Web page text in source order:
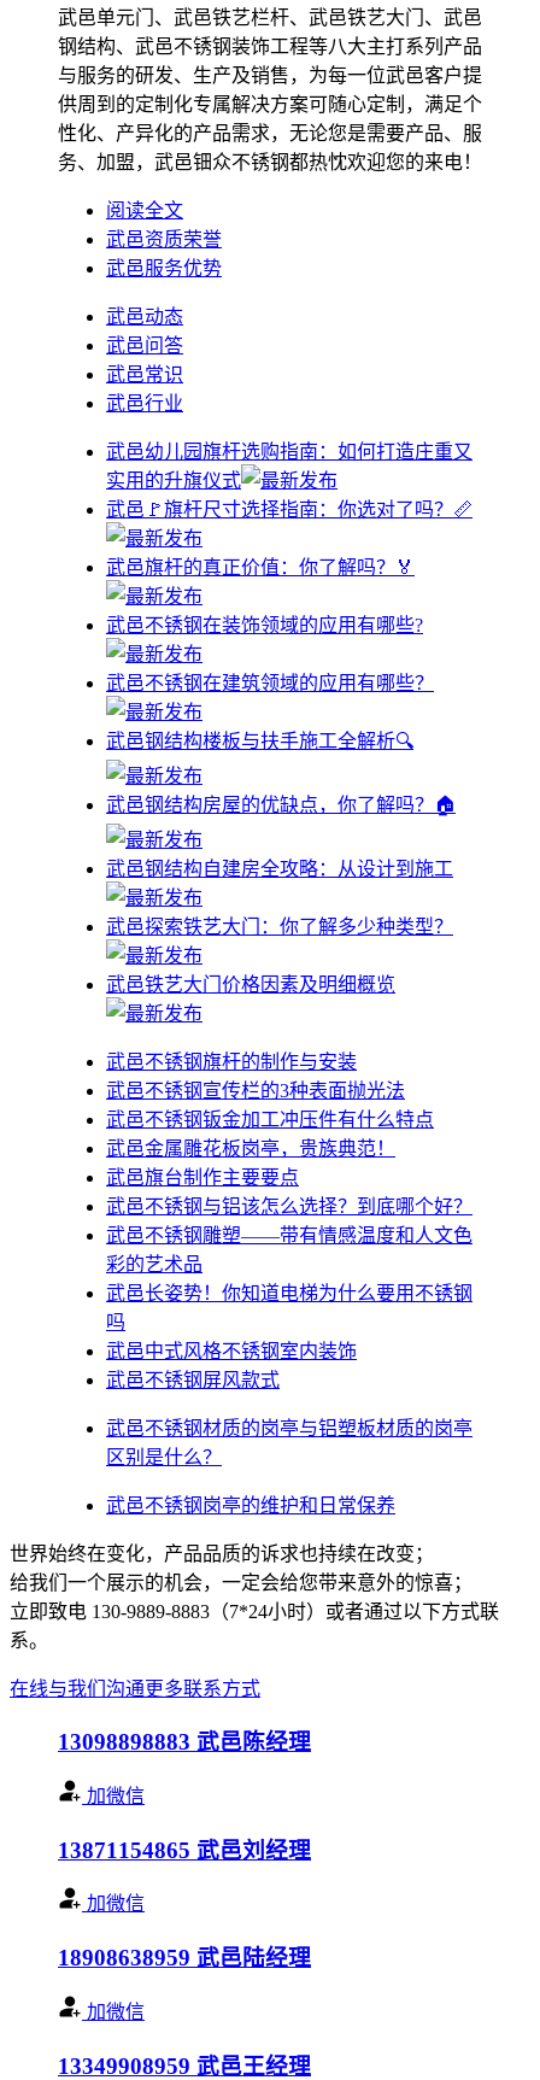
武邑单元门、武邑铁艺栏杆、武邑铁艺大门、武邑
钢结构、武邑不锈钢装饰工程等八大主打系列产品
与服务的研发、生产及销售，为每一位武邑客户提
供周到的定制化专属解决方案可随心定制，满足个
性化、产异化的产品需求，无论您是需要产品、服
务、加盟，武邑钿众不锈钢都热忱欢迎您的来电！
阅读全文
武邑资质荣誉
武邑服务优势
武邑动态
武邑问答
武邑常识
武邑行业
武邑幼儿园旗杆选购指南：如何打造庄重又
实用的升旗仪式
武邑🚩旗杆尺寸选择指南：你选对了吗？📏
武邑旗杆的真正价值：你了解吗？🏅
武邑不锈钢在装饰领域的应用有哪些?
武邑不锈钢在建筑领域的应用有哪些？
武邑钢结构楼板与扶手施工全解析🔍
武邑钢结构房屋的优缺点，你了解吗？🏠
武邑钢结构自建房全攻略：从设计到施工
武邑探索铁艺大门：你了解多少种类型？
武邑铁艺大门价格因素及明细概览
武邑不锈钢旗杆的制作与安装
武邑不锈钢宣传栏的3种表面抛光法
武邑不锈钢钣金加工冲压件有什么特点
武邑金属雕花板岗亭，贵族典范！
武邑旗台制作主要要点
武邑不锈钢与铝该怎么选择？到底哪个好？
武邑不锈钢雕塑——带有情感温度和人文色
彩的艺术品
武邑​长姿势！你知道电梯为什么要用不锈钢
吗
武邑中式风格不锈钢室内装饰
武邑不锈钢屏风款式
武邑不锈钢材质的岗亭与铝塑板材质的岗亭
区别是什么？
武邑不锈钢岗亭的维护和日常保养
世界始终在变化，产品品质的诉求也持续在改变；
给我们一个展示的机会，一定会给您带来意外的惊喜；
立即致电 130-9889-8883（7*24小时）或者通过以下方式联
系。
在线与我们沟通更多联系方式
13098898883 武邑陈经理
加微信
13871154865 武邑刘经理
加微信
18908638959 武邑陆经理
加微信
13349908959 武邑王经理